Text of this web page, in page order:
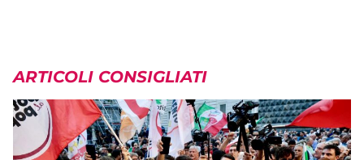
ARTICOLI CONSIGLIATI